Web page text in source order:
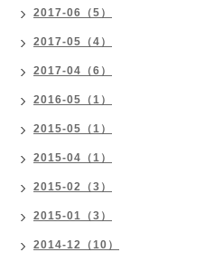
2017-06（5）
2017-05（4）
2017-04（6）
2016-05（1）
2015-05（1）
2015-04（1）
2015-02（3）
2015-01（3）
2014-12（10）